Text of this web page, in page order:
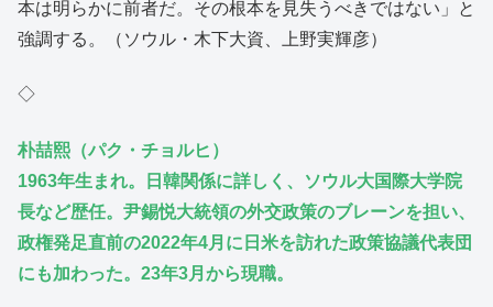
本は明らかに前者だ。その根本を見失うべきではない」と
強調する。（ソウル・木下大資、上野実輝彦）
◇
朴喆熙（パク・チョルヒ）
1963年生まれ。日韓関係に詳しく、ソウル大国際大学院
長など歴任。尹錫悦大統領の外交政策のブレーンを担い、
政権発足直前の2022年4月に日米を訪れた政策協議代表団
にも加わった。23年3月から現職。